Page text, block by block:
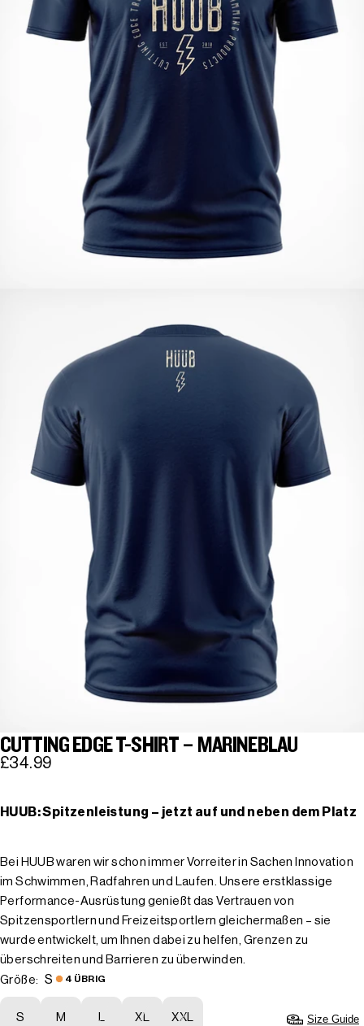
CUTTING EDGE T-SHIRT – MARINEBLAU
£34.99
HUUB: Spitzenleistung – jetzt auf und neben dem Platz
Bei HUUB waren wir schon immer Vorreiter in Sachen Innovation
im Schwimmen, Radfahren und Laufen. Unsere erstklassige
Performance-Ausrüstung genießt das Vertrauen von
Spitzensportlern und Freizeitsportlern gleichermaßen – sie
wurde entwickelt, um Ihnen dabei zu helfen, Grenzen zu
überschreiten und Barrieren zu überwinden.
Größe:
S 4 ÜBRIG
S M L XL XXL Size Guide